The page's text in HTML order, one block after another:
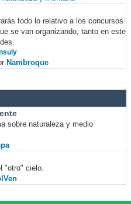
todo lo relativo a los concursos
se van organizando, tanto en este
Nambroque
sobre naturaleza y medio
"otro" cielo.